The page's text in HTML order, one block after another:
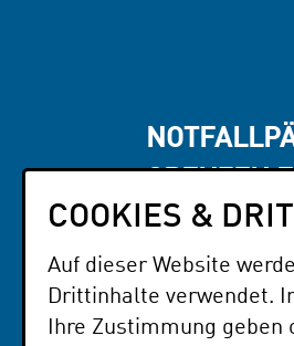
GRENZEN
Adresse
Mail
COOKIES &
Auf dieser Website
Drittinhalte verwendet.
Ihre Zustimmung geben